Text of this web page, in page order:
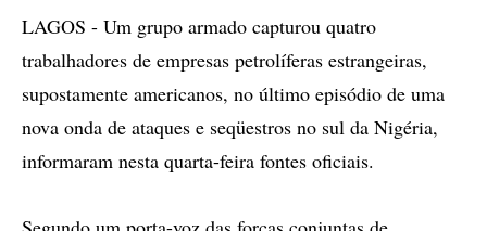
LAGOS - Um grupo armado capturou quatro
trabalhadores de empresas petrolíferas estrangeiras,
supostamente americanos, no último episódio de uma
nova onda de ataques e seqüestros no sul da Nigéria,
informaram nesta quarta-feira fontes oficiais.